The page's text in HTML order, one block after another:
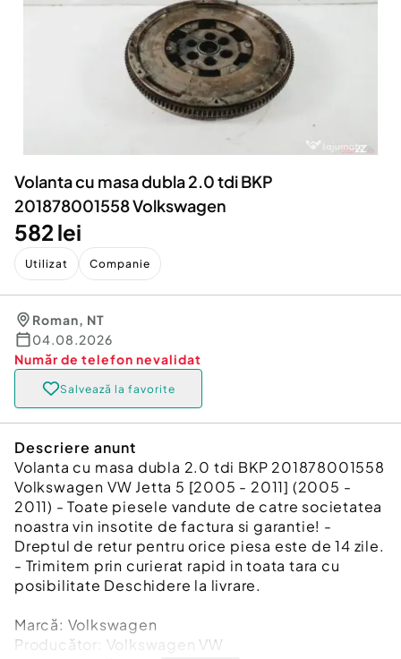
Animale de companie
Afaceri și echipamente profesionale
Inchiriere Bunuri si Vehicule
Utilaje agricole si industriale
Piese auto si accesorii
Volanta cu masa dubla 2.0 tdi BKP
201878001558 Volkswagen
582 lei
Utilizat Companie
Roman, NT
04.08.2026
Număr de telefon nevalidat
Salvează la favorite
Descriere anunt
Volanta cu masa dubla 2.0 tdi BKP 201878001558
Volkswagen VW Jetta 5 [2005 - 2011] (2005 -
2011) - Toate piesele vandute de catre societatea
noastra vin insotite de factura si garantie! -
Dreptul de retur pentru orice piesa este de 14 zile.
- Trimitem prin curierat rapid in toata tara cu
posibilitate Deschidere la livrare.
Marcă: Volkswagen
Producător: Volkswagen VW